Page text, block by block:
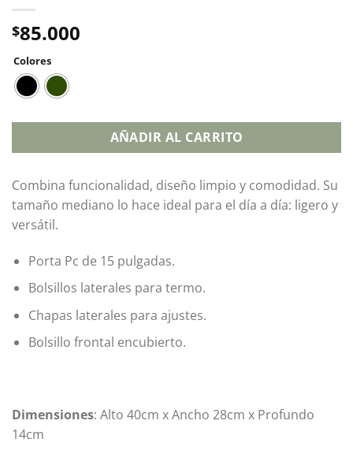
$85.000
Colores
AÑADIR AL CARRITO
Combina funcionalidad, diseño limpio y comodidad. Su
tamaño mediano lo hace ideal para el día a día: ligero y
versátil.
Porta Pc de 15 pulgadas.
Bolsillos laterales para termo.
Chapas laterales para ajustes.
Bolsillo frontal encubierto.
Dimensiones: Alto 40cm x Ancho 28cm x Profundo
14cm